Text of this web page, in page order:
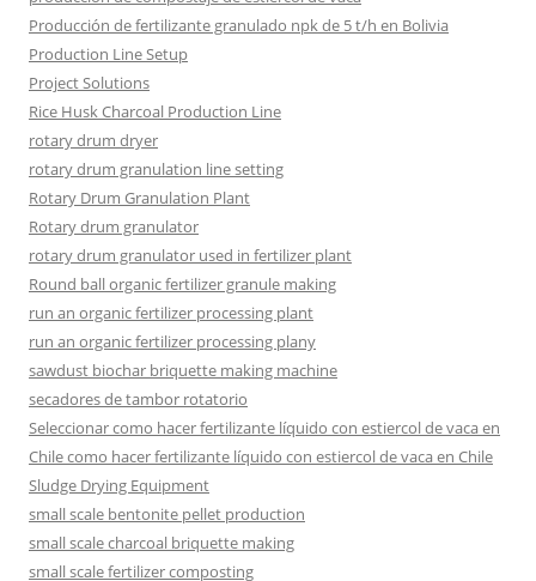
Producción de fertilizante granulado npk de 5 t/h en Bolivia
Production Line Setup
Project Solutions
Rice Husk Charcoal Production Line
rotary drum dryer
rotary drum granulation line setting
Rotary Drum Granulation Plant
Rotary drum granulator
rotary drum granulator used in fertilizer plant
Round ball organic fertilizer granule making
run an organic fertilizer processing plant
run an organic fertilizer processing plany
sawdust biochar briquette making machine
secadores de tambor rotatorio
Seleccionar como hacer fertilizante líquido con estiercol de vaca en
Chile como hacer fertilizante líquido con estiercol de vaca en Chile
Sludge Drying Equipment
small scale bentonite pellet production
small scale charcoal briquette making
small scale fertilizer composting